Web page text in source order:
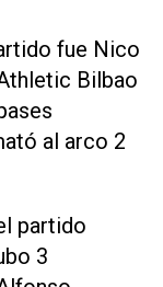
fue Nico
Bilbao
al arco 2
partido
3